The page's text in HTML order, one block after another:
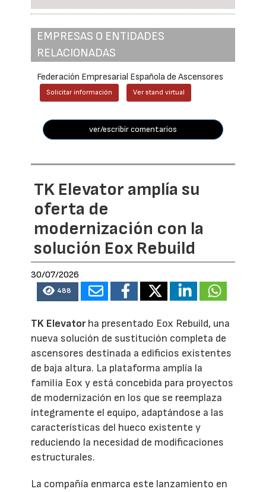
EMPRESAS O ENTIDADES
RELACIONADAS
Federación Empresarial Española de Ascensores
Solicitar información Ver stand virtual
ver/escribir comentarios
TK Elevator amplía su
oferta de
modernización con la
solución Eox Rebuild
30/07/2026
488
TK Elevatorha presentado Eox Rebuild, una
nueva solución de sustitución completa de
ascensores destinada a edificios existentes
de baja altura. La plataforma amplía la
familia Eox y está concebida para proyectos
de modernización en los que se reemplaza
íntegramente el equipo, adaptándose a las
características del hueco existente y
reduciendo la necesidad de modificaciones
estructurales.
La compañía enmarca este lanzamiento en